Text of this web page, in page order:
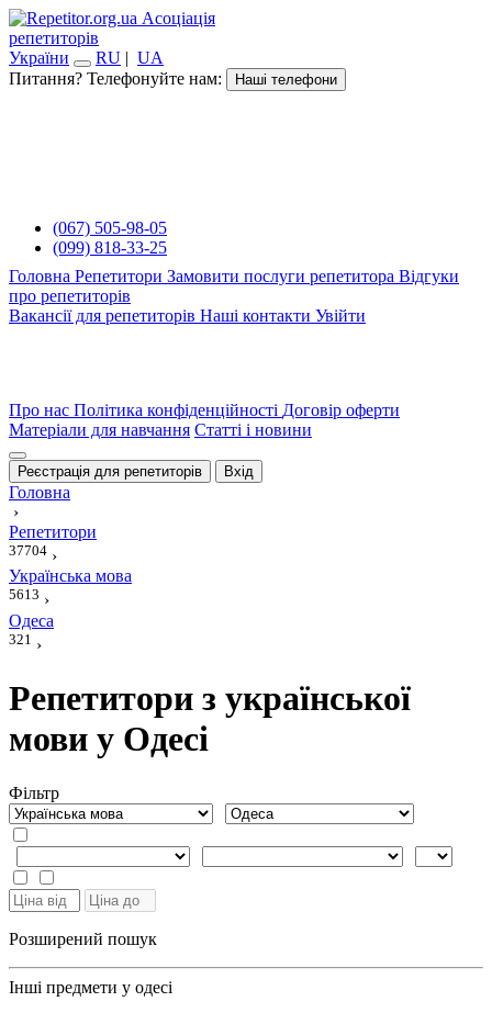
Асоціація
репетиторів
України
RU | UA
Питання? Телефонуйте нам:
Наші телефони
(067) 505-98-05
(099) 818-33-25
Головна Репетитори Замовити послуги репетитора Відгуки
про репетиторів
Вакансії для репетиторів Наші контакти Увійти
Про нас Політика конфіденційності Договір оферти
Матеріали для навчання Статті і новини
Реєстрація для репетиторів Вхід
Головна
›
Репетитори
37704 ›
Українська мова
5613 ›
Одеса
321 ›
Репетитори з української
мови у Одесі
Фiльтр
Розширений пошук
Інші предмети у одесі